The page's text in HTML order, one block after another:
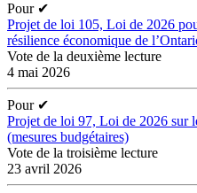
Pour ✔
Projet de loi 105, Loi de 2026
résilience économique de
Vote de la deuxième lecture
4 mai 2026
Pour ✔
Projet de loi 97, Loi de 2026 sur
(mesures budgétaires)
Vote de la troisième lecture
23 avril 2026